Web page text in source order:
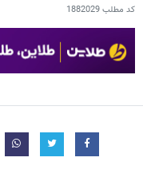
کد مطلب1882029